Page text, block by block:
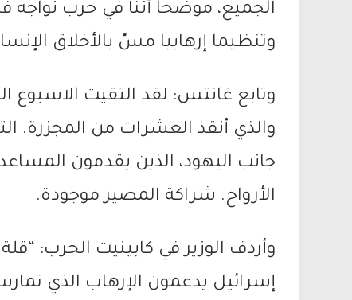
الجميع، موضحا أننا في حرب نواجه
وتنظيما إرهابيا مسّ بالأخلاق
وتابع غانتس: لقد التقيت
والذي أنقذ العشرات من المجزرة.
جانب اليهود، الذين يقدمون
الأرواح. شراكة المصير موجودة.
وأردف الوزير في كابينيت الحرب:
إسرائيل يدعمون الإرهاب الذي